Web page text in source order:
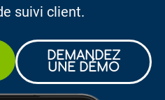
suivi client.​​
DEMANDEZ
UNE DÉMO